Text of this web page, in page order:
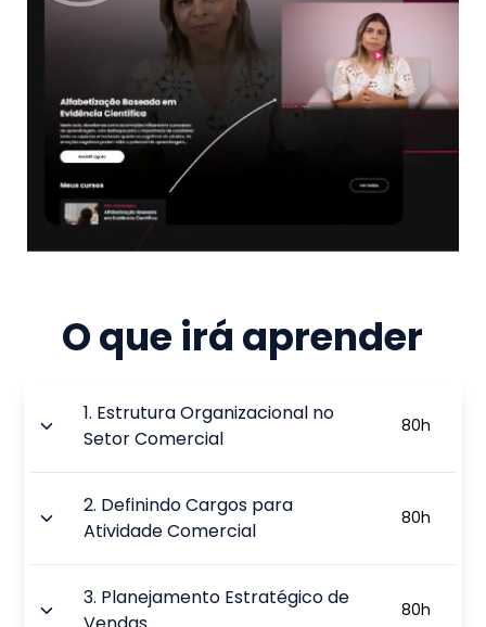
O que irá aprender
1. Estrutura Organizacional no
Setor Comercial
80h
2. Definindo Cargos para
Atividade Comercial
80h
3. Planejamento Estratégico de
80h